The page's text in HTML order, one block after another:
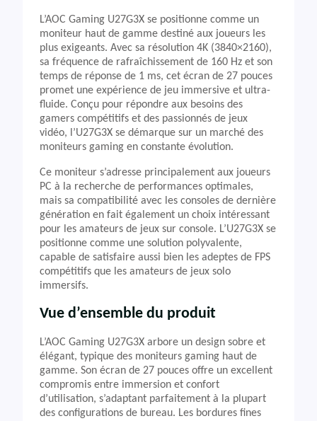
L’AOC Gaming U27G3X se positionne comme un
moniteur haut de gamme destiné aux joueurs les
plus exigeants. Avec sa résolution 4K (3840×2160),
sa fréquence de rafraîchissement de 160 Hz et son
temps de réponse de 1 ms, cet écran de 27 pouces
promet une expérience de jeu immersive et ultra-
fluide. Conçu pour répondre aux besoins des
gamers compétitifs et des passionnés de jeux
vidéo, l’U27G3X se démarque sur un marché des
moniteurs gaming en constante évolution.
Ce moniteur s’adresse principalement aux joueurs
PC à la recherche de performances optimales,
mais sa compatibilité avec les consoles de dernière
génération en fait également un choix intéressant
pour les amateurs de jeux sur console. L’U27G3X se
positionne comme une solution polyvalente,
capable de satisfaire aussi bien les adeptes de FPS
compétitifs que les amateurs de jeux solo
immersifs.
Vue d’ensemble du produit
L’AOC Gaming U27G3X arbore un design sobre et
élégant, typique des moniteurs gaming haut de
gamme. Son écran de 27 pouces offre un excellent
compromis entre immersion et confort
d’utilisation, s’adaptant parfaitement à la plupart
des configurations de bureau. Les bordures fines